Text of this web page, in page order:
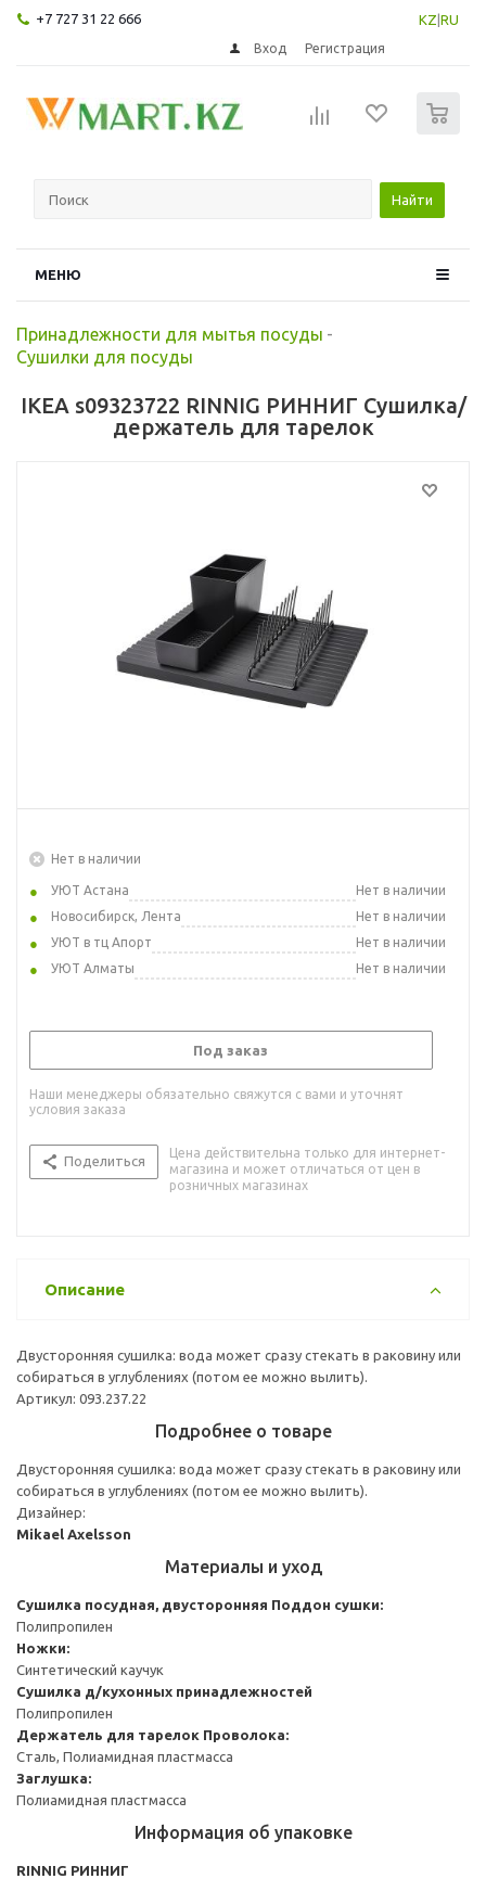
+7 727 31 22 666 KZ RU
Вход Регистрация
Найти
МЕНЮ
Принадлежности для мытья посуды -
Сушилки для посуды
IKEA s09323722 RINNIG РИННИГ Сушилка/
держатель для тарелок
Нет в наличии
УЮТ Астана
Нет в наличии
Новосибирск, Лента
Нет в наличии
УЮТ в тц Апорт
Нет в наличии
УЮТ Алматы
Нет в наличии
Под заказ
Наши менеджеры обязательно свяжутся с вами и уточнят
условия заказа
Поделиться
Цена действительна только для интернет-
магазина и может отличаться от цен в
розничных магазинах
Описание
Двусторонняя сушилка: вода может сразу стекать в раковину или
собираться в углублениях (потом ее можно вылить).
Артикул: 093.237.22
Подробнее о товаре
Двусторонняя сушилка: вода может сразу стекать в раковину или
собираться в углублениях (потом ее можно вылить).
Дизайнер:
Mikael Axelsson
Материалы и уход
Сушилка посудная, двусторонняя Поддон сушки:
Полипропилен
Ножки:
Синтетический каучук
Сушилка д/кухонных принадлежностей
Полипропилен
Держатель для тарелок Проволока:
Сталь, Полиамидная пластмасса
Заглушка:
Полиамидная пластмасса
Информация об упаковке
RINNIG РИННИГ